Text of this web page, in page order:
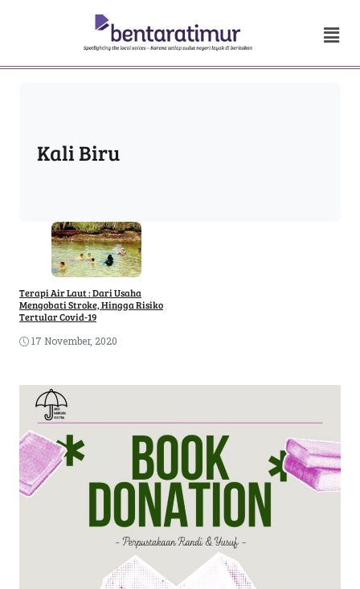
Kali Biru
Terapi Air Laut : Dari Usaha
Mengobati Stroke, Hingga Risiko
Tertular Covid-19
17 November, 2020